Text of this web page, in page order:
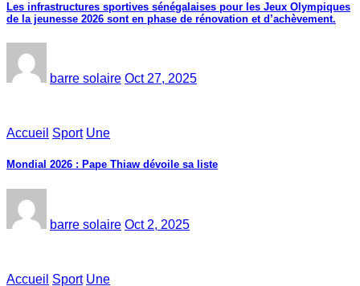
Les infrastructures sportives sénégalaises pour les Jeux Olympiques
de la jeunesse 2026 sont en phase de rénovation et d’achèvement.
barre solaire Oct 27, 2025
Accueil Sport Une
Mondial 2026 : Pape Thiaw dévoile sa liste
barre solaire Oct 2, 2025
Accueil Sport Une